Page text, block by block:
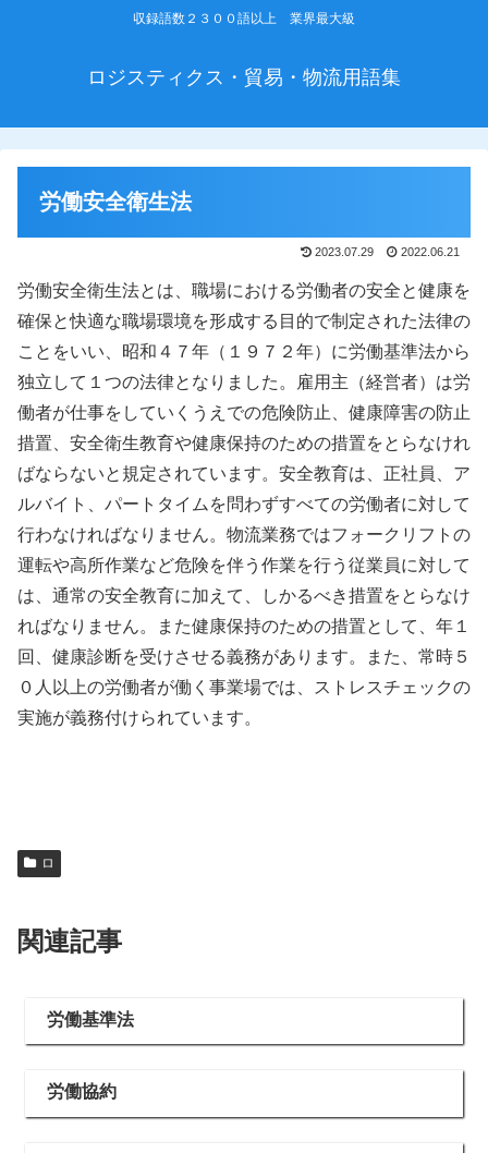
収録語数２３００語以上 業界最大級
ロジスティクス・貿易・物流用語集
労働安全衛生法
2023.07.29 2022.06.21
労働安全衛生法とは、職場における労働者の安全と健康を
確保と快適な職場環境を形成する目的で制定された法律の
ことをいい、昭和４７年（１９７２年）に労働基準法から
独立して１つの法律となりました。雇用主（経営者）は労
働者が仕事をしていくうえでの危険防止、健康障害の防止
措置、安全衛生教育や健康保持のための措置をとらなけれ
ばならないと規定されています。安全教育は、正社員、ア
ルバイト、パートタイムを問わずすべての労働者に対して
行わなければなりません。物流業務ではフォークリフトの
運転や高所作業など危険を伴う作業を行う従業員に対して
は、通常の安全教育に加えて、しかるべき措置をとらなけ
ればなりません。また健康保持のための措置として、年１
回、健康診断を受けさせる義務があります。また、常時５
０人以上の労働者が働く事業場では、ストレスチェックの
実施が義務付けられています。
ロ
関連記事
労働基準法
労働協約